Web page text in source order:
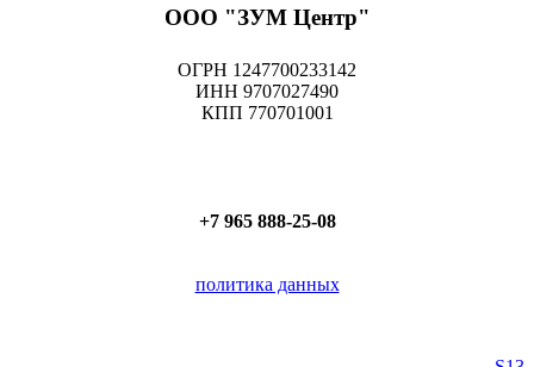
ООО "ЗУМ Центр"
ОГРН 1247700233142
ИНН 9707027490
КПП 770701001
+7 965 888-25-08
политика данных